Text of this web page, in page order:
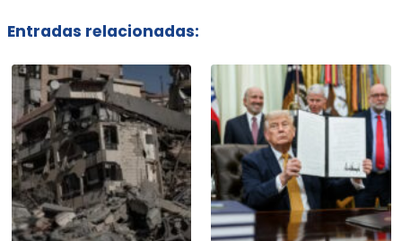
Entradas relacionadas: